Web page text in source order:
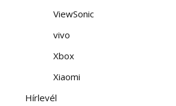
ViewSonic
vivo
Xbox
Xiaomi
Hírlevél